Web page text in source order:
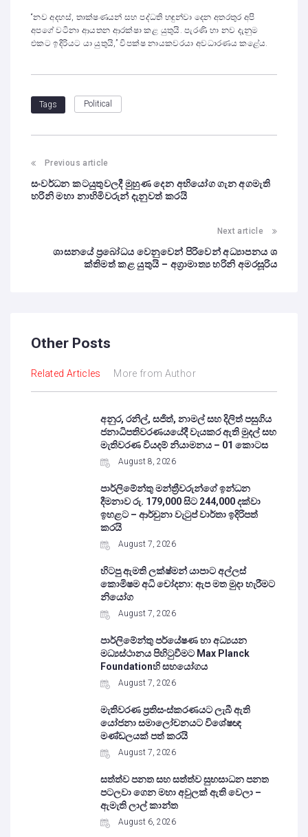
“නව අදහස්, තාක්ෂණයන් සහ පද්ධති හඳුන්වා දෙන අතරතුර අපි
අපගේ වටිනා ආයතන ආරක්ෂා කළ යුතුයි. පැරණි හා නව දැනුම
එකට ඉදිරියට යා යුතුයි,” විපක්ෂ නායකවරයා අවධාරණය කළේය.
Tags Political
Previous article
සංවර්ධන කටයුතුවලදී මුහුණ දෙන අභියෝග ගැන අගමැති
හරිනි මහා නාහිමිවරුන් දැනුවත් කරයි
Next article
ශාසනයේ ප්‍රබෝධය වෙනුවෙන් පිරිවෙන් අධ්‍යාපනය ශ
ක්තිමත් කළ යුතුයි – අග්‍රාමාත්‍ය හරිනි අමරසූරිය
Other Posts
Related Articles More from Author
අනුර, රනිල්, සජිත්, නාමල් සහ දිලිත් පසුගිය
ජනාධිපතිවරණයයේදී වැයකර ඇති මුදල් සහ
මැතිවරණ වියදම් නියාමනය – 01 කොටස
August 8, 2026
පාර්ලිමේන්තු මන්ත්‍රීවරුන්ගේ ඉන්ධන
දීමනාව රු. 179,000 සිට 244,000 දක්වා
ඉහළට – ආර්චුනා වැටුප් වාර්තා ඉදිරිපත්
කරයි
August 7, 2026
හිටපු ඇමති ලක්ෂ්මන් යාපාට අල්ලස්
කොමිෂම අධි චෝදනා: ඇප මත මුදා හැරීමට
නියෝග
August 7, 2026
පාර්ලිමේන්තු පර්යේෂණ හා අධ්‍යයන
මධ්‍යස්ථානය පිහිටුවීමට Max Planck
Foundationහි සහයෝගය
August 7, 2026
මැතිවරණ ප්‍රතිසංස්කරණයට ලැබී ඇති
යෝජනා සමාලෝචනයට විශේෂඥ
මණ්ඩලයක් පත් කරයි
August 7, 2026
සත්ත්ව පනත සහ සත්ත්ව සුභසාධන පනත
පටලවා ගෙන මහා අවුලක් ඇති වෙලා –
ඇමැති ලාල් කාන්ත
August 6, 2026